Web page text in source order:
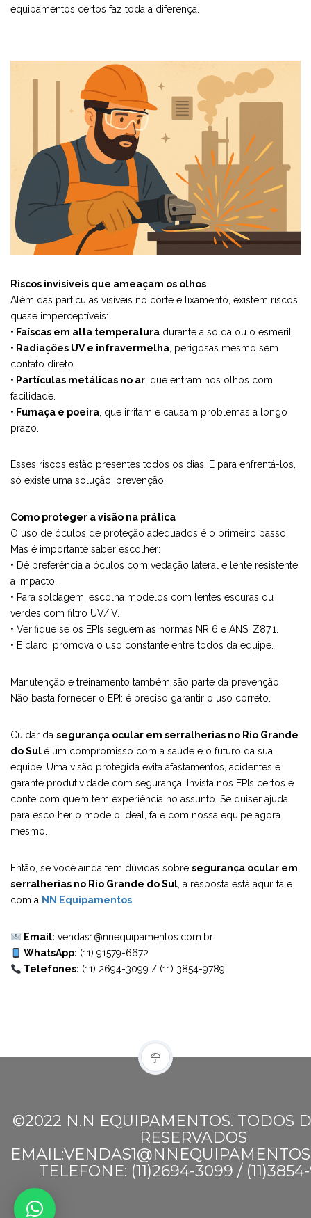
equipamentos certos faz toda a diferença.
Riscos invisíveis que ameaçam os olhos
Além das partículas visíveis no corte e lixamento, existem riscos
quase imperceptíveis:
• Faíscas em alta temperatura durante a solda ou o esmeril.
• Radiações UV e infravermelha , perigosas mesmo sem
contato direto.
• Partículas metálicas no ar , que entram nos olhos com
facilidade.
• Fumaça e poeira , que irritam e causam problemas a longo
prazo.
Esses riscos estão presentes todos os dias. E para enfrentá-los,
só existe uma solução: prevenção.
Como proteger a visão na prática
O uso de óculos de proteção adequados é o primeiro passo.
Mas é importante saber escolher:
• Dê preferência a óculos com vedação lateral e lente resistente
a impacto.
• Para soldagem, escolha modelos com lentes escuras ou
verdes com filtro UV/IV.
• Verifique se os EPIs seguem as normas NR 6 e ANSI Z87.1.
• E claro, promova o uso constante entre todos da equipe.
Manutenção e treinamento também são parte da prevenção.
Não basta fornecer o EPI: é preciso garantir o uso correto.
Cuidar da segurança ocular em serralherias no Rio Grande
do Sulé um compromisso com a saúde e o futuro da sua
equipe. Uma visão protegida evita afastamentos, acidentes e
garante produtividade com segurança. Invista nos EPIs certos e
conte com quem tem experiência no assunto. Se quiser ajuda
para escolher o modelo ideal, fale com nossa equipe agora
mesmo.
Então, se você ainda tem dúvidas sobre segurança ocular em
serralherias no Rio Grande do Sul, a resposta está aqui: fale
com a NN Equipamentos!
Email: vendas1@nnequipamentos.com.br
WhatsApp: (11) 91579-6672
Telefones: (11) 2694-3099 / (11) 3854-9789
©2022 N.N EQUIPAMENTOS. TODOS
RESERVADOS
TELEFONE: (11)2694-3099 /